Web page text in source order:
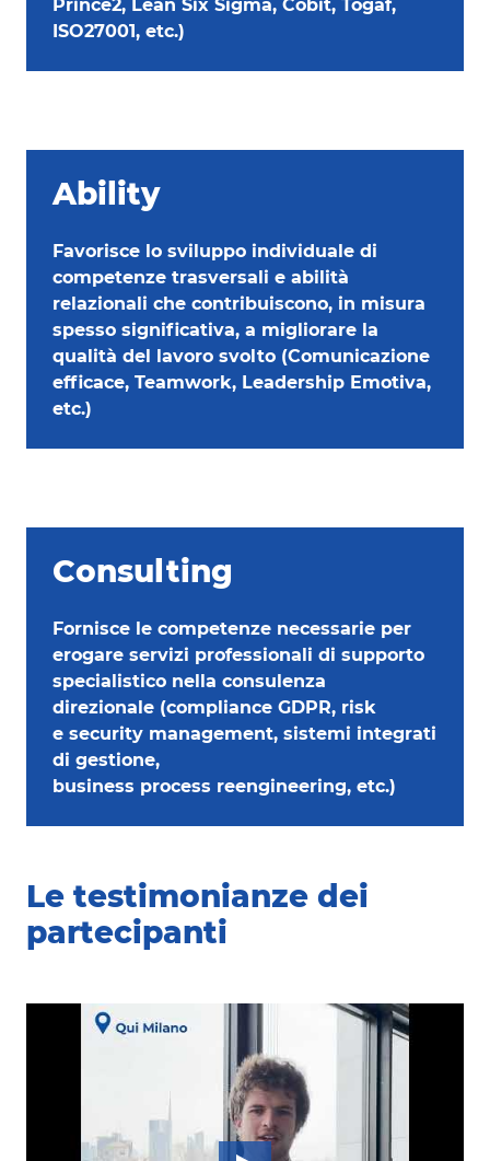
Prince2, Lean Six Sigma, Cobit, Togaf,
ISO27001, etc.)
Ability
Favorisce lo sviluppo individuale di
competenze trasversali e abilità
relazionali che contribuiscono, in misura
spesso significativa, a migliorare la
qualità del lavoro svolto (Comunicazione
efficace, Teamwork, Leadership Emotiva,
etc.)
Consulting
Fornisce le competenze necessarie per
erogare servizi professionali di supporto
specialistico nella consulenza
direzionale (compliance GDPR, risk
e security management, sistemi integrati
di gestione,
business process reengineering, etc.)
Le testimonianze dei
partecipanti